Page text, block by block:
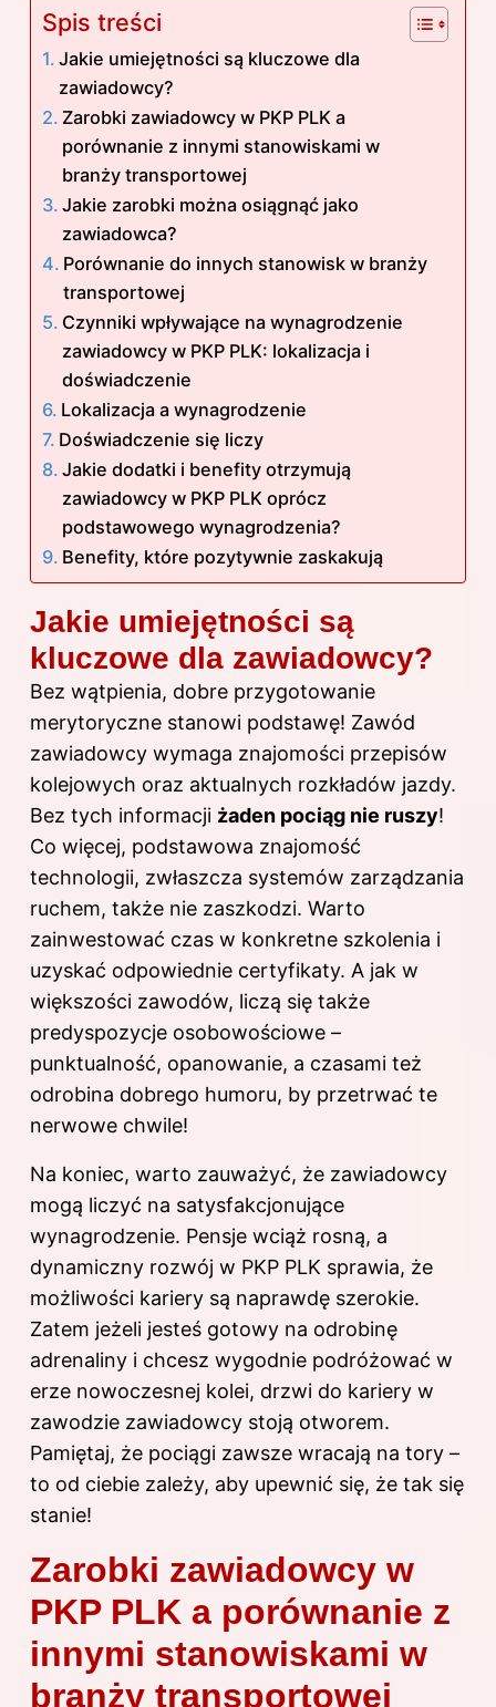
Spis treści
Jakie umiejętności są kluczowe dla
zawiadowcy?
Zarobki zawiadowcy w PKP PLK a
porównanie z innymi stanowiskami w
branży transportowej
Jakie zarobki można osiągnąć jako
zawiadowca?
Porównanie do innych stanowisk w branży
transportowej
Czynniki wpływające na wynagrodzenie
zawiadowcy w PKP PLK: lokalizacja i
doświadczenie
Lokalizacja a wynagrodzenie
Doświadczenie się liczy
Jakie dodatki i benefity otrzymują
zawiadowcy w PKP PLK oprócz
podstawowego wynagrodzenia?
Benefity, które pozytywnie zaskakują
Jakie umiejętności są
kluczowe dla zawiadowcy?
Bez wątpienia, dobre przygotowanie
merytoryczne stanowi podstawę! Zawód
zawiadowcy wymaga znajomości przepisów
kolejowych oraz aktualnych rozkładów jazdy.
Bez tych informacji żaden pociąg nie ruszy!
Co więcej, podstawowa znajomość
technologii, zwłaszcza systemów zarządzania
ruchem, także nie zaszkodzi. Warto
zainwestować czas w konkretne szkolenia i
uzyskać odpowiednie certyfikaty. A jak w
większości zawodów, liczą się także
predyspozycje osobowościowe –
punktualność, opanowanie, a czasami też
odrobina dobrego humoru, by przetrwać te
nerwowe chwile!
Na koniec, warto zauważyć, że zawiadowcy
mogą liczyć na satysfakcjonujące
wynagrodzenie. Pensje wciąż rosną, a
dynamiczny rozwój w PKP PLK sprawia, że
możliwości kariery są naprawdę szerokie.
Zatem jeżeli jesteś gotowy na odrobinę
adrenaliny i chcesz wygodnie podróżować w
erze nowoczesnej kolei, drzwi do kariery w
zawodzie zawiadowcy stoją otworem.
Pamiętaj, że pociągi zawsze wracają na tory –
to od ciebie zależy, aby upewnić się, że tak się
stanie!
Zarobki zawiadowcy w
PKP PLK a porównanie z
innymi stanowiskami w
branży transportowej